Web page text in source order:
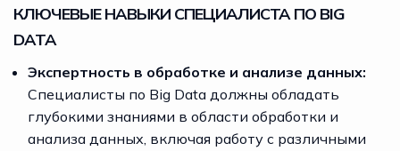
КЛЮЧЕВЫЕ НАВЫКИ СПЕЦИАЛИСТА ПО BIG
DATA
Экспертность в обработке и анализе данных:
Специалисты по Big Data должны обладать
глубокими знаниями в области обработки и
анализа данных, включая работу с различными